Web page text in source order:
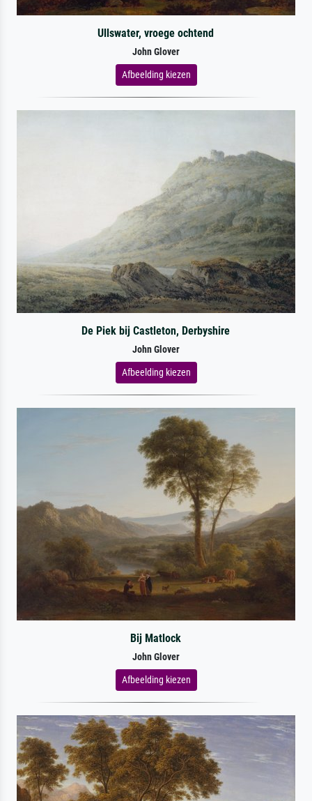
Ullswater, vroege ochtend
John Glover
Afbeelding kiezen
De Piek bij Castleton, Derbyshire
John Glover
Afbeelding kiezen
Bij Matlock
John Glover
Afbeelding kiezen